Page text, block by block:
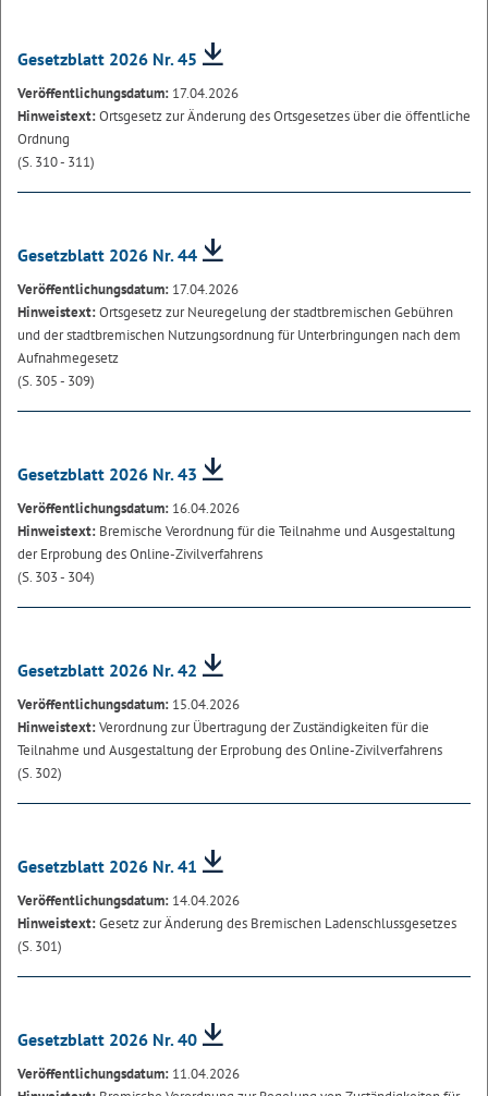
Gesetzblatt 2026 Nr. 45
Veröffentlichungsdatum: 17.04.2026
Hinweistext:Ortsgesetz zur Änderung des Ortsgesetzes über die öffentliche
Ordnung
(S. 310 - 311)
Gesetzblatt 2026 Nr. 44
Veröffentlichungsdatum: 17.04.2026
Hinweistext:Ortsgesetz zur Neuregelung der stadtbremischen Gebühren
und der stadtbremischen Nutzungsordnung für Unterbringungen nach dem
Aufnahmegesetz
(S. 305 - 309)
Gesetzblatt 2026 Nr. 43
Veröffentlichungsdatum: 16.04.2026
Hinweistext: Bremische Verordnung für die Teilnahme und Ausgestaltung
der Erprobung des Online-Zivilverfahrens
(S. 303 - 304)
Gesetzblatt 2026 Nr. 42
Veröffentlichungsdatum: 15.04.2026
Hinweistext:Verordnung zur Übertragung der Zuständigkeiten für die
Teilnahme und Ausgestaltung der Erprobung des Online-Zivilverfahrens
(S. 302)
Gesetzblatt 2026 Nr. 41
Veröffentlichungsdatum: 14.04.2026
Hinweistext:Gesetz zur Änderung des Bremischen Ladenschlussgesetzes
(S. 301)
Gesetzblatt 2026 Nr. 40
Veröffentlichungsdatum: 11.04.2026